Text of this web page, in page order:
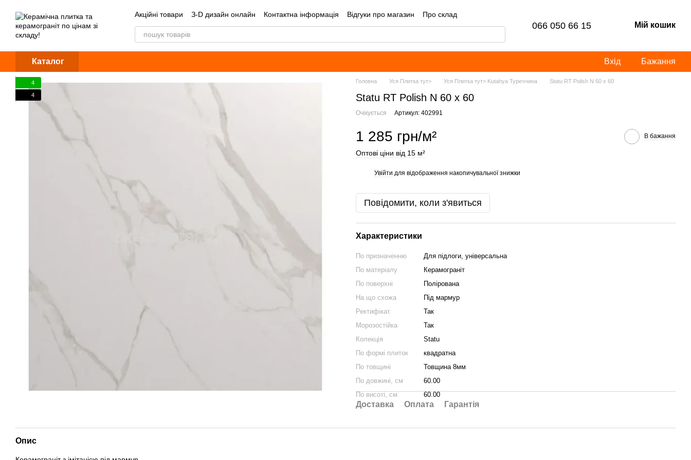
Акційні товари З-D дизайн онлайн Контактна інформація Відгуки про магазин
Про склад
Обмін та повернення
Блог Угода користувача Оплата і доставка 066 050 66 15 Мій кошик
Каталог Вхід Бажання
4
4
Головна Уся Плитка тут> Уся Плитка тут> Kutahya Туреччина Statu RT Polish N 60 x 60
Statu RT Polish N 60 x 60
Очікується Артикул: 402991
1 285 грн/м² В бажання
Оптові ціни від 15 м²
Увійти для відображення накопичувальної знижки
Повідомити, коли з'явиться
Характеристики
По призначенню
Для підлоги, універсальна
По матеріалу
Керамограніт
По поверхні
Полірована
На що схожа
Під мармур
Ректифікат
Так
Морозостійка
Так
Колекція
Statu
По формі плиток
квадратна
По товщині
Товщина 8мм
По довжині, см
60.00
По висоті, см
60.00
Доставка Оплата Гарантія
Опис